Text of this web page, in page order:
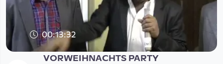
00:13:32
VORWEIHNACHTS PARTY